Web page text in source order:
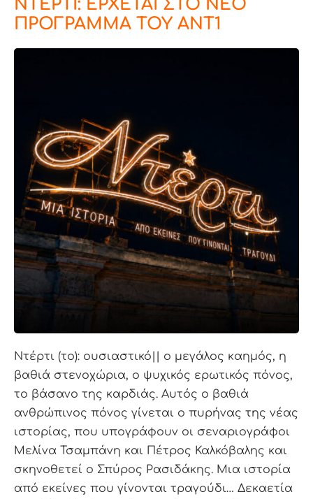
ΝΤΕΡΤΙ: ΕΡΧΕΤΑΙ ΣΤΟ ΝΕΟ
ΠΡΟΓΡΑΜΜΑ ΤΟΥ ΑΝΤ1
Ντέρτι (το): ουσιαστικό|| ο μεγάλος καημός, η
βαθιά στενοχώρια, ο ψυχικός ερωτικός πόνος,
το βάσανο της καρδιάς. Αυτός ο βαθιά
ανθρώπινος πόνος γίνεται ο πυρήνας της νέας
ιστορίας, που υπογράφουν οι σεναριογράφοι
Μελίνα Τσαμπάνη και Πέτρος Καλκόβαλης και
σκηνοθετεί ο Σπύρος Ρασιδάκης. Μια ιστορία
από εκείνες που γίνονται τραγούδι… Δεκαετία